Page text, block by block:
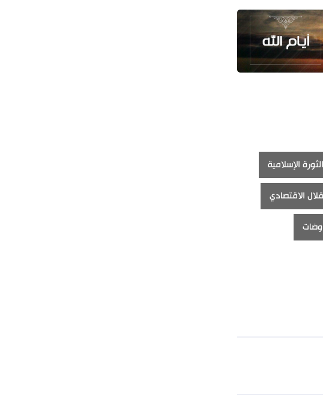
الإسلامية
الاقتصادي